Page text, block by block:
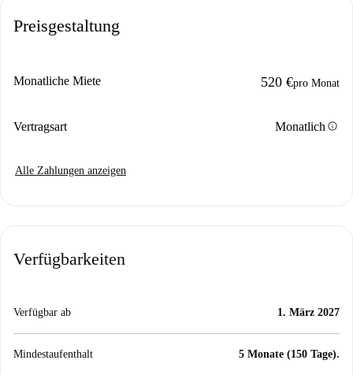
Preisgestaltung
Monatliche Miete 520 €pro Monat
Vertragsart Monatlich info
Alle Zahlungen anzeigen
Verfügbarkeiten
Verfügbar ab 1. März 2027
Mindestaufenthalt 5 Monate (150 Tage).